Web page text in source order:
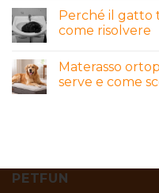
Perché il gatto
come risolvere
Materasso
serve e come
PETFUN